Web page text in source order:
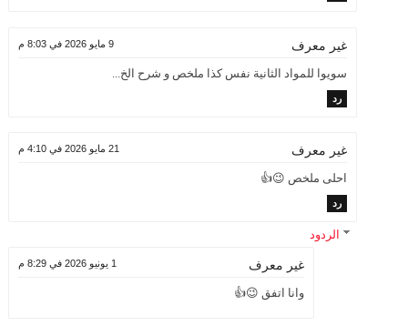
غير معرف 9 مايو 2026 في 8:03 م
سويوا للمواد الثانية نفس كذا ملخص و شرح الخ...
رد
غير معرف 21 مايو 2026 في 4:10 م
احلى ملخص 😉👍
رد
الردود
غير معرف 1 يونيو 2026 في 8:29 م
وانا اتفق 😉👍